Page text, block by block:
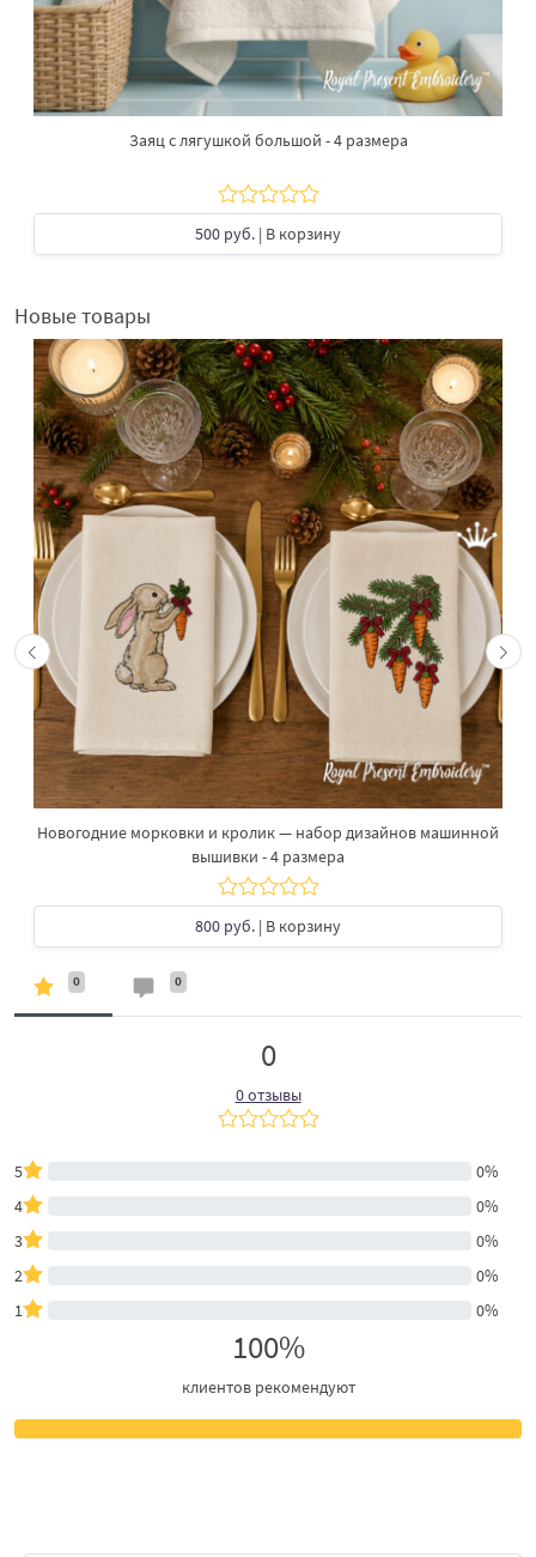
Заяц с лягушкой большой - 4 размера
500 руб. | В корзину
Новые товары
Новогодние морковки и кролик — набор дизайнов машинной
вышивки - 4 размера
800 руб. | В корзину
0 0
0
0 отзывы
5
0%
4
0%
3
0%
2
0%
1
0%
100%
клиентов рекомендуют